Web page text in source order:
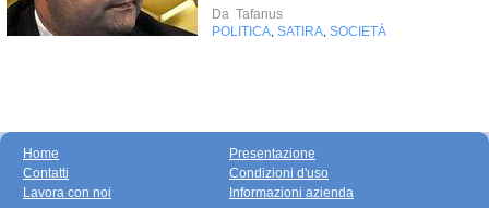
Da Tafanus
POLITICA, SATIRA, SOCIETÀ
Home
Contatti
Lavora con noi
Presentazione
Condizioni d'uso
Informazioni azienda